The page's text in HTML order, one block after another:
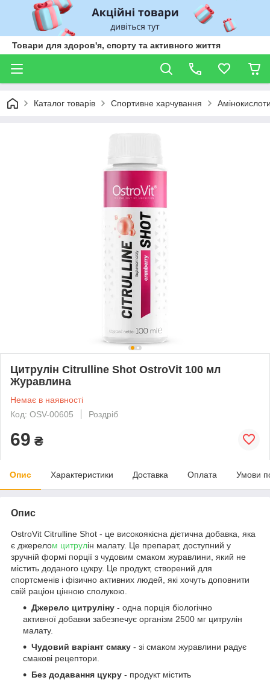
Товари для здоров'я, спорту та активного життя
Каталог товарів Спортивне харчування
Цитрулін Citrulline Shot OstroVit 100 мл
Журавлина
Немає в наявності
Код: OSV-00605
Роздріб
69 ₴
Опис Характеристики Доставка Оплата Умови
Опис
OstroVit Citrulline Shot - це високоякісна дієтична добавка, яка
є джерелом цитрулін малату. Це препарат, доступний у
зручній формі порції з чудовим смаком журавлини, який не
містить доданого цукру. Це продукт, створений для
спортсменів і фізично активних людей, які хочуть доповнити
свій раціон цінною сполукою.
Джерело цитруліну - одна порція біологічно
активної добавки забезпечує організм 2500 мг цитрулін
малату.
Чудовий варіант смаку - зі смаком журавлини радує
смакові рецептори.
Без додавання цукру - продукт містить